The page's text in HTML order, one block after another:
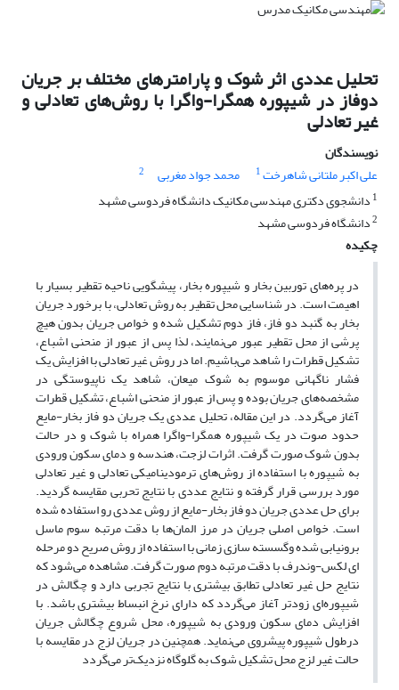
تحلیل عددی اثر شوک و پارامترهای مختلف بر جریان
دوفاز در شیپوره همگرا-واگرا با روش‌های تعادلی و
غیر تعادلی
نویسندگان
علی اکبر ملتانی شاهرخت1 محمد جواد مغربی
2
1 دانشجوی دکتری مهندسی مکانیک دانشگاه فردوسی مشهد
2دانشگاه فردوسی مشهد
چکیده
در پره‌‌های توربین بخار و شیپوره بخار، پیشگویی ناحیه تقطیر بسیار با
اهیمت است. در شناسایی محل تقطیر به روش تعادلی، با برخورد جریان
بخار به گنبد دو فاز، فاز دوم تشکیل شده و خواص جریان بدون هیچ
پرشی از محل تقطیر عبور می‌نمایند، لذا پس از عبور از منحنی اشباع،
تشکیل قطرات را شاهد می‌باشیم. اما در روش غیر تعادلی با افزایش یک
فشار ناگهانی موسوم به شوک میعان، شاهد یک ناپیوستگی در
مشخصه‌‌های جریان بوده و پس از عبور از منحنی اشباع، تشکیل قطرات
آغاز می‌گردد. در این مقاله، تحلیل عددی یک جریان دو فاز بخار-مایع
حدود صوت در یک شیپوره همگرا-واگرا همراه با شوک و در حالت
بدون شوک صورت گرفت. اثرات لزجت، هندسه و دمای سکون ورودی
به شیپوره با استفاده از روش‌‌های ترمودینامیکی تعادلی و غیر تعادلی
مورد بررسی قرار گرفته و نتایج عددی با نتایج تحربی مقایسه گردید.
برای حل عددی جریان دو فاز بخار-مایع از روش عددی رو استفاده شده
است. خواص اصلی جریان در مرز المان‌ها با دقت مرتبه سوم ماسل
برونیابی شده وگسسته سازی زمانی با استفاده از روش صریح دو مرحله
ای لکس-وندرف با دقت مرتبه دوم صورت گرفت. مشاهده می‌شود که
نتایج حل غیر تعادلی تطابق بیشتری با نتایج تجربی دارد و چگالش در
شیپوره‌ای زودتر آغاز می‌گردد که دارای نرخ انبساط بیشتری باشد. با
افزایش دمای سکون ورودی به شیپوره، محل شروع چگالش جریان
درطول شیپوره پیشروی می‌‌نماید. همچنین در جریان لزج در مقایسه با
حالت غیر لزج محل تشکیل شوک به گلوگاه نزدیک‌تر می‌گردد